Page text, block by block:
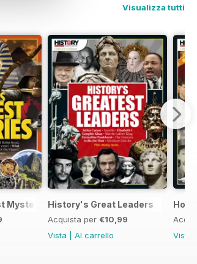
Visualizza tutti
MysteriesHistory's Great Leaders
Acquista per €10,99
Vista
Al carrello
Vista